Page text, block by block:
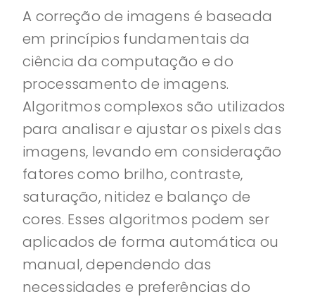
A correção de imagens é baseada
em princípios fundamentais da
ciência da computação e do
processamento de imagens.
Algoritmos complexos são utilizados
para analisar e ajustar os pixels das
imagens, levando em consideração
fatores como brilho, contraste,
saturação, nitidez e balanço de
cores. Esses algoritmos podem ser
aplicados de forma automática ou
manual, dependendo das
necessidades e preferências do